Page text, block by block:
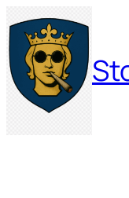
Hoppa
till
innehåll